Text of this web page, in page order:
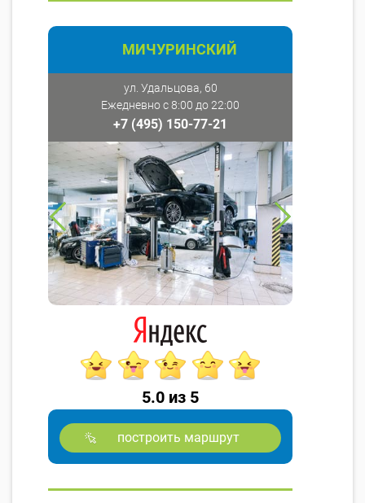
МИЧУРИНСКИЙ
ул. Удальцова, 60
Ежедневно с 8:00 до 22:00
+7 (495) 150-77-21
5.0 из 5
построить маршрут